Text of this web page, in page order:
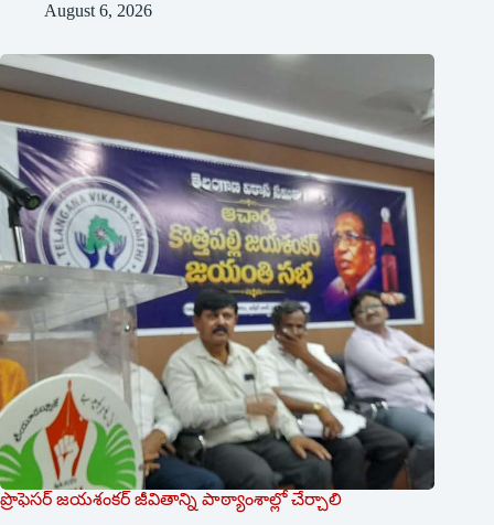
August 6, 2026
ప్రొఫెసర్ జయశంకర్ జీవితాన్ని పాఠ్యాంశాల్లో చేర్చాలి